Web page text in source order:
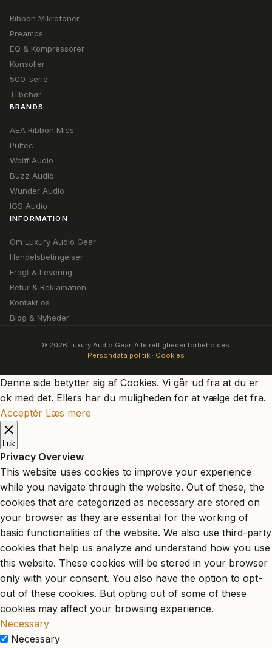
Ribbon Mikrofoner
Preamps
EQ & Kompressorer
Konsoller
500-serie
Tilbehør
BRANDS
AEA Ribbon Mics
Pultec
Wolff Audio
Buzz Audio
Wunder Audio
IGS Audio
INFORMATION
Om Luxury Audio Gear
Handelsbetingelser
Fragt & Levering
Retur & Reklamation
Kontakt os
Blog & Nyheder
© 2026 Luxury Audio Gear. Alle rettigheder forbeholdes.
Persondata politik · Cookies
Denne side betytter sig af Cookies. Vi går ud fra at du er
ok med det. Ellers har du muligheden for at vælge det fra.
Acceptér Læs mere
Luk
Privacy Overview
This website uses cookies to improve your experience
while you navigate through the website. Out of these, the
cookies that are categorized as necessary are stored on
your browser as they are essential for the working of
basic functionalities of the website. We also use third-party
cookies that help us analyze and understand how you use
this website. These cookies will be stored in your browser
only with your consent. You also have the option to opt-
out of these cookies. But opting out of some of these
cookies may affect your browsing experience.
Necessary
Necessary